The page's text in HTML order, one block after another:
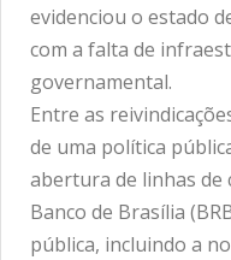
evidenciou o estado
com a falta de
governamental.
Entre as
de uma política
abertura de linhas
Banco de Brasília
pública, incluindo a